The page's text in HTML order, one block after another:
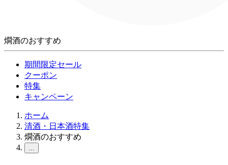
燗酒のおすすめ
期間限定セール
クーポン
特集
キャンペーン
ホーム
清酒・日本酒特集
燗酒のおすすめ
...